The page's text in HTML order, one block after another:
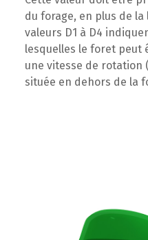
du forage, en plus de la
valeurs D1 à D4
lesquelles le foret peut
une vitesse de rotation
située en dehors de la